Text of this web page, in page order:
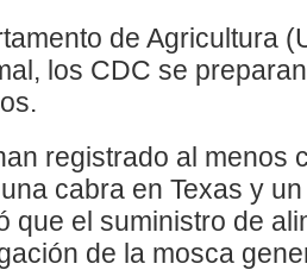
de Agricultura
los CDC se
registrado al menos
cabra en Texas y
que el suministro de
de la mosca